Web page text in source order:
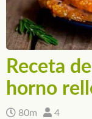
Receta
horno
80m 4